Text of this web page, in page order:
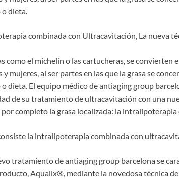
o dieta.
combinada con Ultracavitación, La nueva
como el michelín o las cartucheras, se
y mujeres, al ser partes en las que la grasa se
dieta. El equipo médico de antiaging group
de su tratamiento de ultracavitación con una
completo la grasa localizada: la
la intralipoterapia combinada con
tratamiento de antiaging group barcelona se
Aqualix®, mediante la novedosa técnica